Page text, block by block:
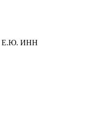
Е.Ю. ИНН